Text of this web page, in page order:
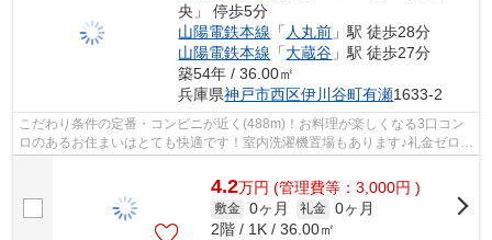
央」 停歩5分
山陽電鉄本線 「 人丸前 」駅 徒歩28分
山陽電鉄本線 「大蔵谷 」駅 徒歩27分
築54年 / 36.00㎡
兵庫県神戸市西区伊川谷町有瀬1633-2
こだわり条件の定番・コンビニが近く(488m)！お料理が楽しくなる3口コン
ロのあるお住まいはとても快適です！室内洗濯機置場もあります♪礼金ゼロ円
のマンションで初期費用を押さえ、そ...
4.2万円 (管理費等：3,000円 )
敷金 0ヶ月 礼金 0ヶ月
2階 / 1K / 36.00㎡